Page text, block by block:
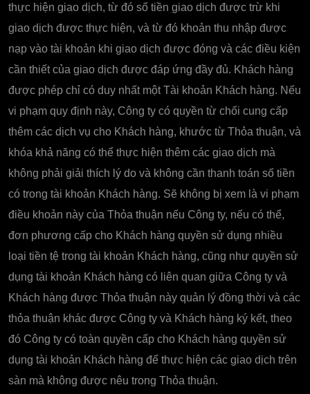
thực hiện giao dịch, từ đó số tiền giao dịch được trừ khi
giao dịch được thực hiện, và từ đó khoản thu nhập được
nạp vào tài khoản khi giao dịch được đóng và các điều kiện
cần thiết của giao dịch được đáp ứng đầy đủ. Khách hàng
được phép chỉ có duy nhất một Tài khoản Khách hàng. Nếu
vi phạm quy định này, Công ty có quyền từ chối cung cấp
thêm các dịch vụ cho Khách hàng, khước từ Thỏa thuận, và
khóa khả năng có thể thực hiện thêm các giao dịch mà
không phải giải thích lý do và không cần thanh toán số tiền
có trong tài khoản Khách hàng. Sẽ không bị xem là vi phạm
điều khoản này của Thỏa thuận nếu Công ty, nếu có thể,
đơn phương cấp cho Khách hàng quyền sử dụng nhiều
loại tiền tệ trong tài khoản Khách hàng, cũng như quyền sử
dụng tài khoản Khách hàng có liên quan giữa Công ty và
Khách hàng được Thỏa thuận này quản lý đồng thời và các
thỏa thuận khác được Công ty và Khách hàng ký kết, theo
đó Công ty có toàn quyền cấp cho Khách hàng quyền sử
dụng tài khoản Khách hàng để thực hiện các giao dịch trên
sàn mà không được nêu trong Thỏa thuận.